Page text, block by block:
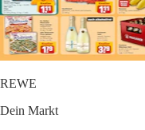
REWE
Dein Markt